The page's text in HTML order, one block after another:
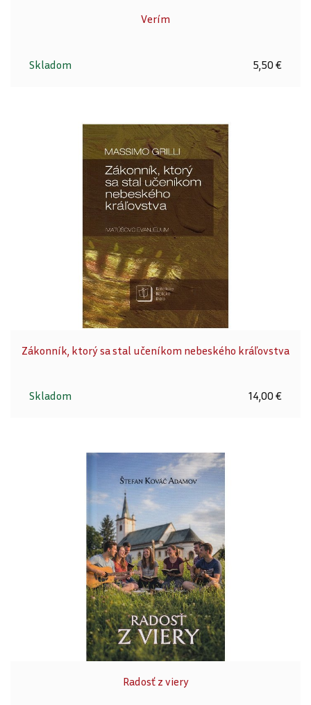
Verím
Skladom 5,50 €
Zákonník, ktorý sa stal učeníkom nebeského kráľovstva
Skladom 14,00 €
Radosť z viery